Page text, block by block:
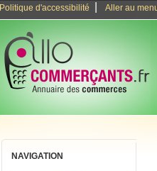
Politique d'accessibilité Aller au
NAVIGATION